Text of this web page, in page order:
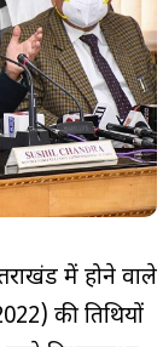
में होने वाले
की तिथियों